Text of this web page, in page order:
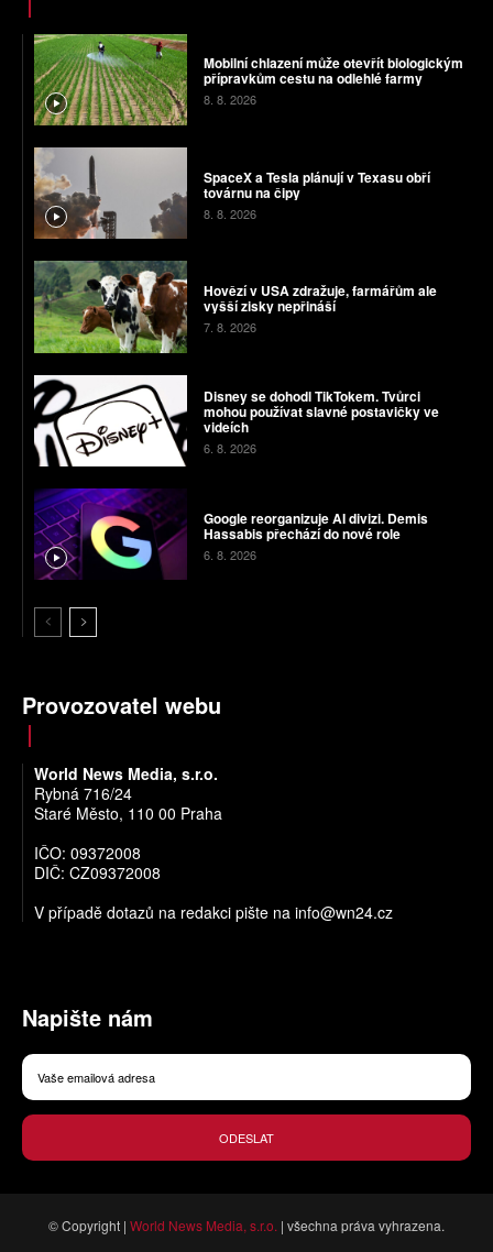
Mobilní chlazení může otevřít biologickým
přípravkům cestu na odlehlé farmy
8. 8. 2026
SpaceX a Tesla plánují v Texasu obří
továrnu na čipy
8. 8. 2026
Hovězí v USA zdražuje, farmářům ale
vyšší zisky nepřináší
7. 8. 2026
Disney se dohodl TikTokem. Tvůrci
mohou používat slavné postavičky ve
videích
6. 8. 2026
Google reorganizuje AI divizi. Demis
Hassabis přechází do nové role
6. 8. 2026
Provozovatel webu
World News Media, s.r.o.
Rybná 716/24
Staré Město, 110 00 Praha
IČO: 09372008
DIČ: CZ09372008
V případě dotazů na redakci pište na info@wn24.cz
Napište nám
ODESLAT
© Copyright | World News Media, s.r.o. | všechna práva vyhrazena.